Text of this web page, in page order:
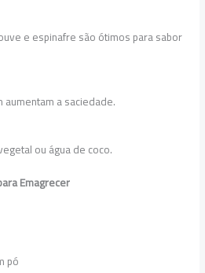
e espinafre são ótimos para sabor
aumentam a saciedade.
ou água de coco.
Emagrecer
pó